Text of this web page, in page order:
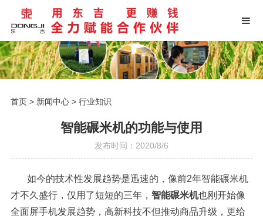
首页> 新闻中心> 行业知识
智能碾米机的功能与使用
发布时间：2020/8/6
如今的技术性发展趋势是迅速的，像前2年智能碾米机
才不久盛行，仅用了短短的三年， 智能碾米机也刚开始像
全面屏手机发展趋势，高新科技不但推动商品升级，更给